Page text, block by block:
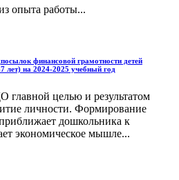
опыта работы...
финансовой грамотности детей
лет) на 2024-2025 учебный год
целью и результатом
личности. Формирование
дошкольника к
экономическое мышле...